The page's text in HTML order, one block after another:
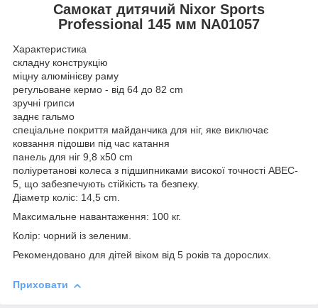
Самокат дитячий Nixor Sports
Professional 145 мм NA01057
Характеристика
складну конструкцію
міцну алюмінієву раму
регульоване кермо - від 64 до 82 cm
зручні грипси
заднє гальмо
спеціальне покриття майданчика для ніг, яке виключає
ковзання підошви під час катання
панель для ніг 9,8 х50 cm
поліуретанові колеса з підшипниками високої точності ABEC-
5, що забезпечують стійкість та безпеку.
Діаметр коліс: 14,5 cm.
Максимальне навантаження: 100 кг.
Колір: чорний із зеленим.
Рекомендовано для дітей віком від 5 років та дорослих.
Приховати